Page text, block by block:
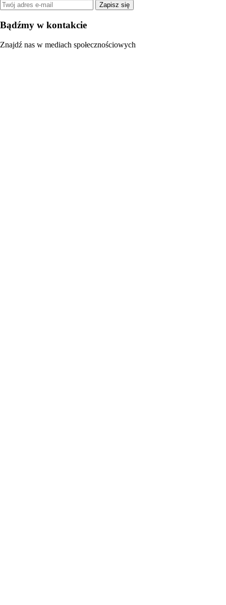
Zapisz się
Bądźmy w kontakcie
Znajdź nas w mediach społecznościowych